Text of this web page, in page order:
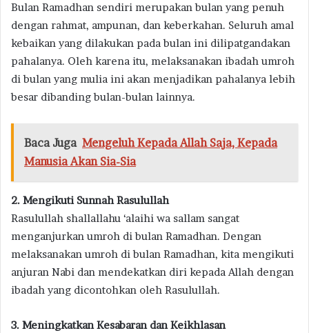
Bulan Ramadhan sendiri merupakan bulan yang penuh
dengan rahmat, ampunan, dan keberkahan. Seluruh amal
kebaikan yang dilakukan pada bulan ini dilipatgandakan
pahalanya. Oleh karena itu, melaksanakan ibadah umroh
di bulan yang mulia ini akan menjadikan pahalanya lebih
besar dibanding bulan-bulan lainnya.
Baca Juga Mengeluh Kepada Allah Saja, Kepada
Manusia Akan Sia-Sia
2. Mengikuti Sunnah Rasulullah
Rasulullah shallallahu ‘alaihi wa sallam sangat
menganjurkan umroh di bulan Ramadhan. Dengan
melaksanakan umroh di bulan Ramadhan, kita mengikuti
anjuran Nabi dan mendekatkan diri kepada Allah dengan
ibadah yang dicontohkan oleh Rasulullah.
3. Meningkatkan Kesabaran dan Keikhlasan